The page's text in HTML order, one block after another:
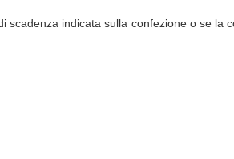
indicata sulla confezione o se